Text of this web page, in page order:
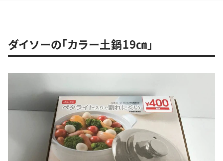
ダイソーの「カラー土鍋19㎝」